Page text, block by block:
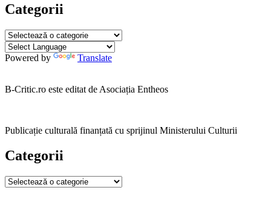
Categorii
Categorii
Powered by Translate
B-Critic.ro este editat de Asociația Entheos
Publicație culturală finanțată cu sprijinul Ministerului Culturii
Categorii
Categorii